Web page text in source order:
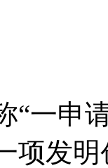
“一申
项发